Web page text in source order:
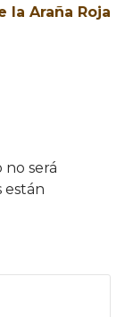
la Araña Roja
será
están